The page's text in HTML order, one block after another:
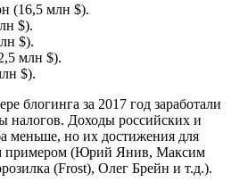
(16,5 млн $).
$).
$).
млн $).
$).
блогинга за 2017 год заработали
налогов. Доходы российских и
меньше, но их достижения для
примером (Юрий Янив, Максим
(Frost), Олег Брейн и т.д.).